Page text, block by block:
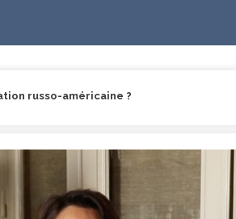
russo-américaine ?